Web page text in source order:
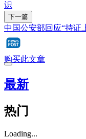
识
下一篇
中国公安部回应“持证
购买此文章
最新
热门
Loading...